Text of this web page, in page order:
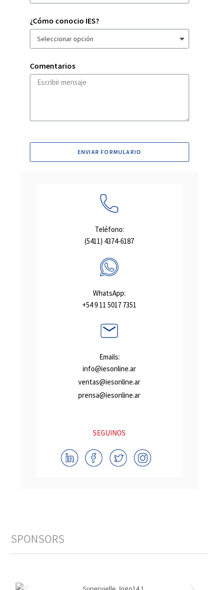
¿Cómo conocio IES?
Comentarios
ENVIAR FORMULARIO
Teléfono:
(5411) 4374-6187
WhatsApp:
+54 9 11 5017 7351
Emails:
info@iesonline.ar
ventas@iesonline.ar
prensa@iesonline.ar
SEGUINOS
SPONSORS